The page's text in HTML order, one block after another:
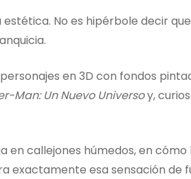
estética. No es hipérbole decir
en 3D con fondos
Man: Un Nuevo Universoy,
en callejones húmedos, en cómo
exactamente esa sensación de